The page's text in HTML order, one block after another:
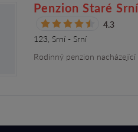
Penzion Staré
4.3
123, Srní - Srní
Rodinný penzion